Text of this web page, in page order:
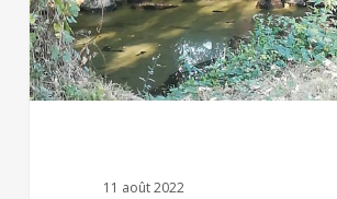
11 août 2022